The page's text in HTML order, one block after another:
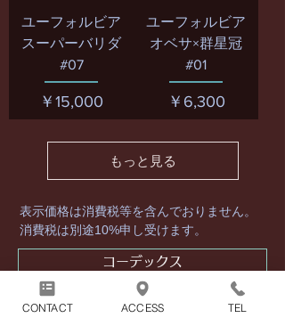
ユーフォルビア
スーパーバリダ
#07
価格
￥15,000
ユーフォルビア
オベサ×群星冠
#01
価格
￥6,300
もっと見る
表示価格は消費税等を含んでおりません。
消費税は別途10%申し受けます。
コーデックス
サボテン
CONTACT ACCESS TEL